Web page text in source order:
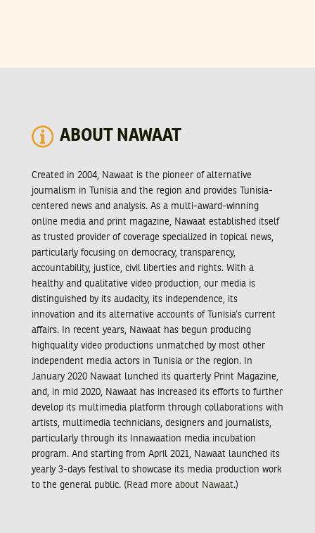
ABOUT NAWAAT
Created in 2004, Nawaat is the pioneer of alternative
journalism in Tunisia and the region and provides Tunisia-
centered news and analysis. As a multi-award-winning
online media and print magazine, Nawaat established itself
as trusted provider of coverage specialized in topical news,
particularly focusing on democracy, transparency,
accountability, justice, civil liberties and rights. With a
healthy and qualitative video production, our media is
distinguished by its audacity, its independence, its
innovation and its alternative accounts of Tunisia’s current
affairs. In recent years, Nawaat has begun producing
highquality video productions unmatched by most other
independent media actors in Tunisia or the region. In
January 2020 Nawaat lunched its quarterly Print Magazine,
and, in mid 2020, Nawaat has increased its efforts to further
develop its multimedia platform through collaborations with
artists, multimedia technicians, designers and journalists,
particularly through its Innawaation media incubation
program. And starting from April 2021, Nawaat launched its
yearly 3-days festival to showcase its media production work
to the general public. ( Read more about Nawaat.)